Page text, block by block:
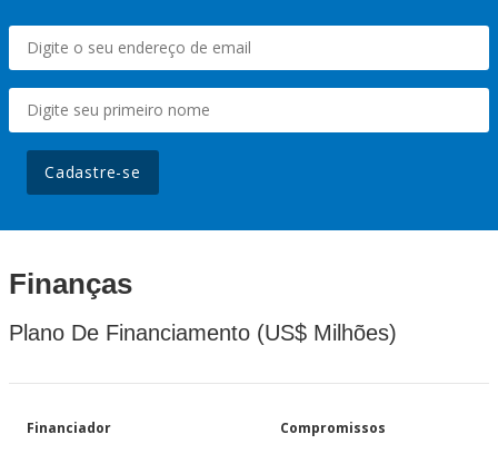
Cadastre-se
Finanças
Plano De Financiamento (US$ Milhões)
Financiador Compromissos